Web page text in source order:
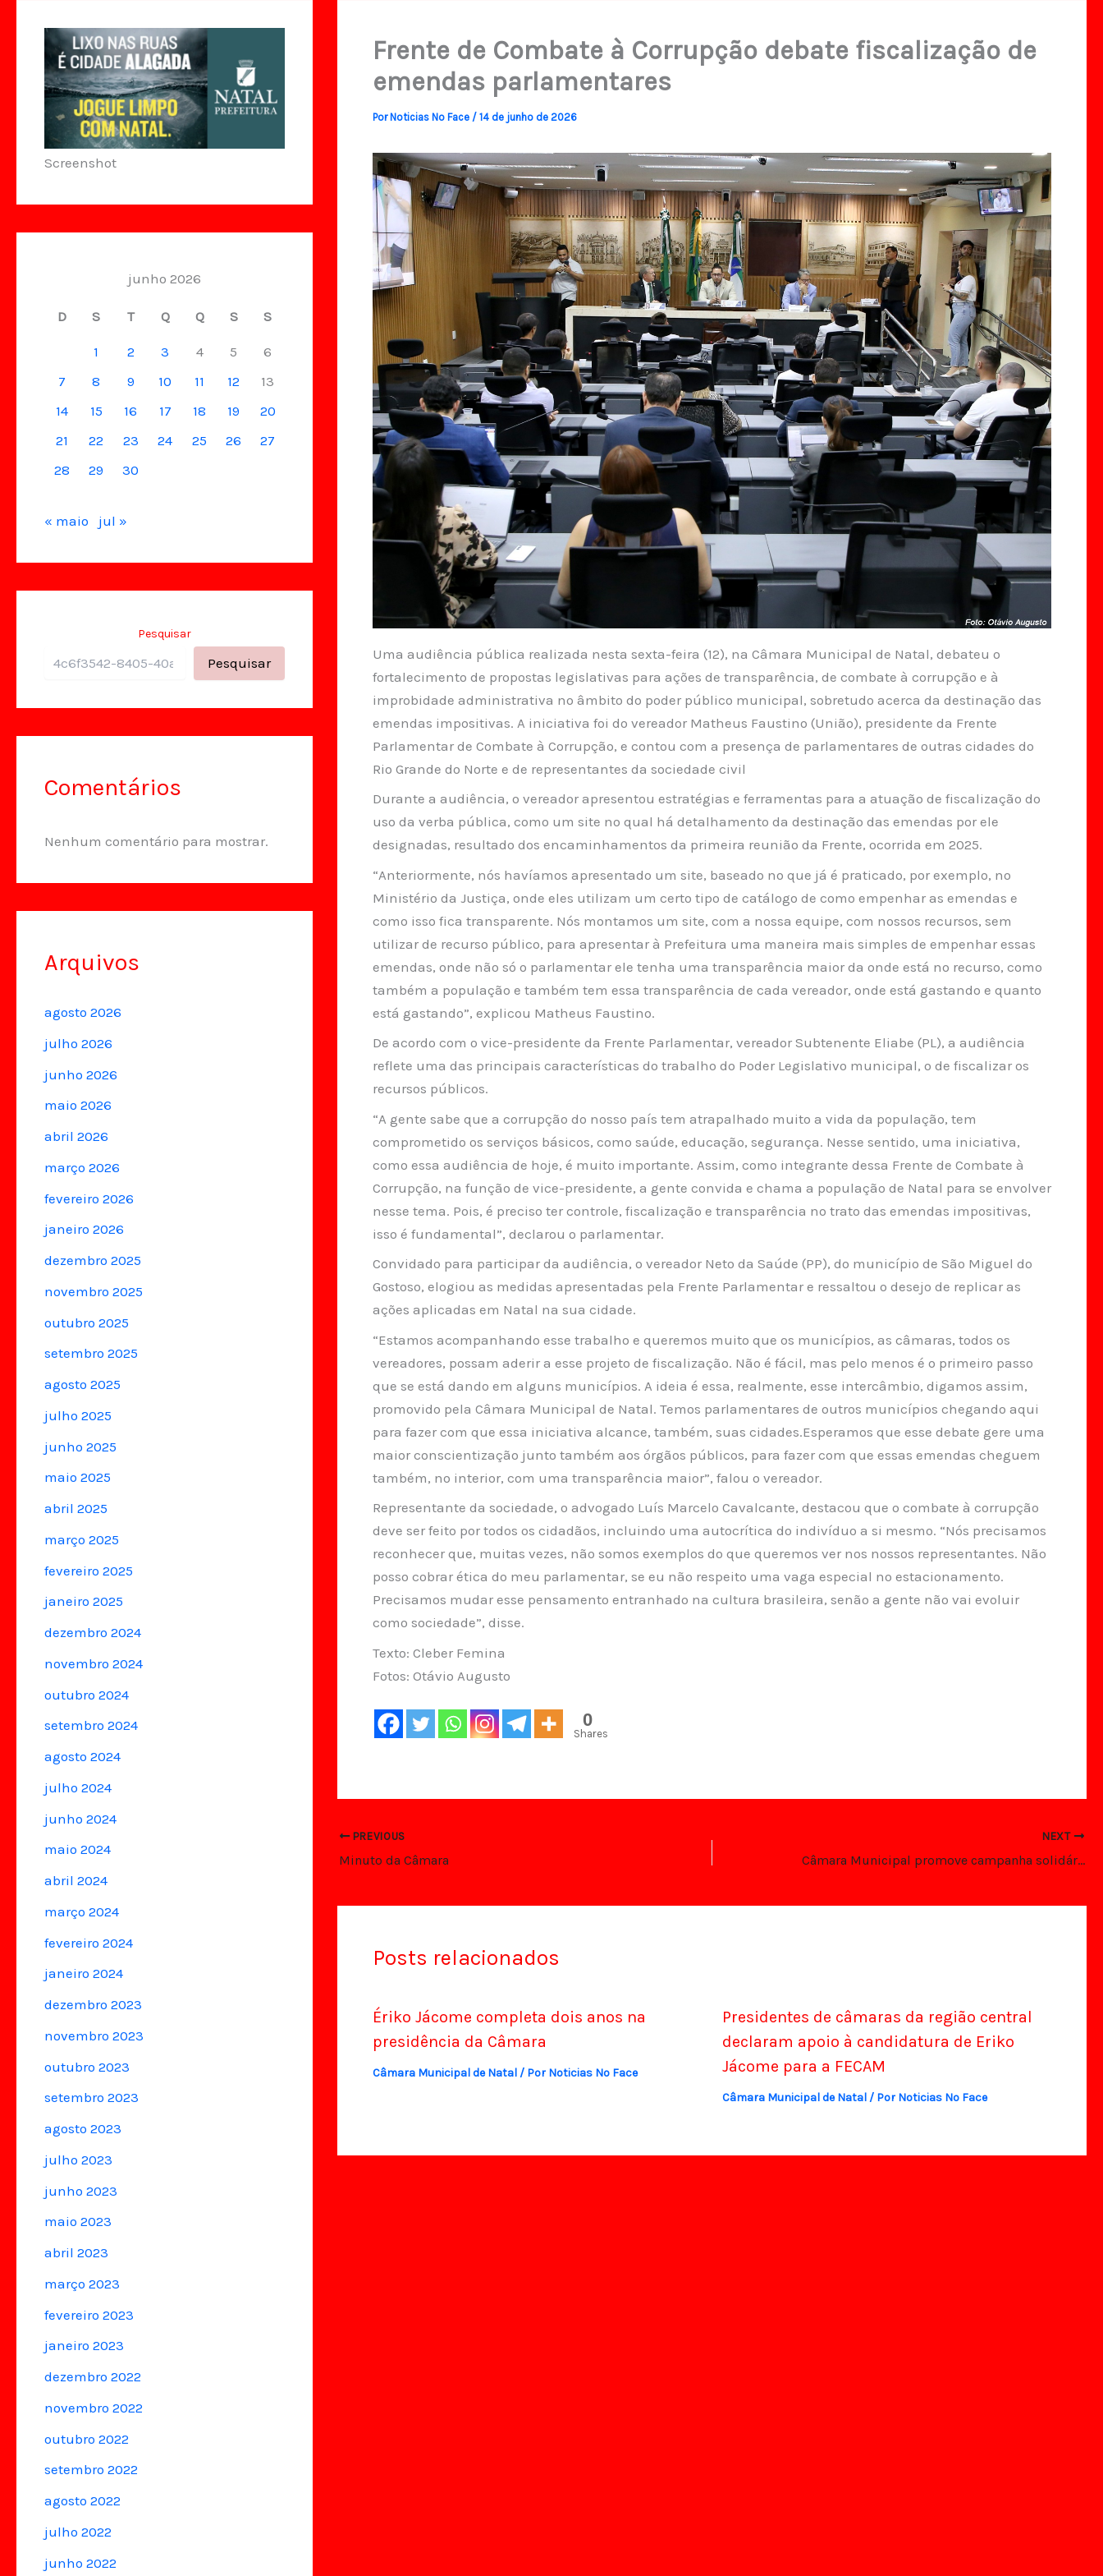
Screenshot
junho 2026
D S T Q Q S S
1 2 3 4 5
6
7
8 9 10 11 12
13
14
15 16 17 18 19
20
21
22 23 24 25 26
27
28
29 30
« maio jul »
Pesquisar
Pesquisar
Comentários
Nenhum comentário para mostrar.
Arquivos
agosto 2026
julho 2026
junho 2026
maio 2026
abril 2026
março 2026
fevereiro 2026
janeiro 2026
dezembro 2025
novembro 2025
outubro 2025
setembro 2025
agosto 2025
julho 2025
junho 2025
maio 2025
abril 2025
março 2025
fevereiro 2025
janeiro 2025
dezembro 2024
novembro 2024
outubro 2024
setembro 2024
agosto 2024
julho 2024
junho 2024
maio 2024
abril 2024
março 2024
fevereiro 2024
janeiro 2024
dezembro 2023
novembro 2023
outubro 2023
setembro 2023
agosto 2023
julho 2023
junho 2023
maio 2023
abril 2023
março 2023
fevereiro 2023
janeiro 2023
dezembro 2022
novembro 2022
outubro 2022
setembro 2022
agosto 2022
julho 2022
junho 2022
Frente de Combate à Corrupção debate fiscalização de
emendas parlamentares
PorNoticias No Face / 14 de junho de 2026
Uma audiência pública realizada nesta sexta-feira (12), na Câmara Municipal de Natal, debateu o
fortalecimento de propostas legislativas para ações de transparência, de combate à corrupção e à
improbidade administrativa no âmbito do poder público municipal, sobretudo acerca da destinação das
emendas impositivas. A iniciativa foi do vereador Matheus Faustino (União), presidente da Frente
Parlamentar de Combate à Corrupção, e contou com a presença de parlamentares de outras cidades do
Rio Grande do Norte e de representantes da sociedade civil
Durante a audiência, o vereador apresentou estratégias e ferramentas para a atuação de fiscalização do
uso da verba pública, como um site no qual há detalhamento da destinação das emendas por ele
designadas, resultado dos encaminhamentos da primeira reunião da Frente, ocorrida em 2025.
“Anteriormente, nós havíamos apresentado um site, baseado no que já é praticado, por exemplo, no
Ministério da Justiça, onde eles utilizam um certo tipo de catálogo de como empenhar as emendas e
como isso fica transparente. Nós montamos um site, com a nossa equipe, com nossos recursos, sem
utilizar de recurso público, para apresentar à Prefeitura uma maneira mais simples de empenhar essas
emendas, onde não só o parlamentar ele tenha uma transparência maior da onde está no recurso, como
também a população e também tem essa transparência de cada vereador, onde está gastando e quanto
está gastando”, explicou Matheus Faustino.
De acordo com o vice-presidente da Frente Parlamentar, vereador Subtenente Eliabe (PL), a audiência
reflete uma das principais características do trabalho do Poder Legislativo municipal, o de fiscalizar os
recursos públicos.
“A gente sabe que a corrupção do nosso país tem atrapalhado muito a vida da população, tem
comprometido os serviços básicos, como saúde, educação, segurança. Nesse sentido, uma iniciativa,
como essa audiência de hoje, é muito importante. Assim, como integrante dessa Frente de Combate à
Corrupção, na função de vice-presidente, a gente convida e chama a população de Natal para se envolver
nesse tema. Pois, é preciso ter controle, fiscalização e transparência no trato das emendas impositivas,
isso é fundamental”, declarou o parlamentar.
Convidado para participar da audiência, o vereador Neto da Saúde (PP), do município de São Miguel do
Gostoso, elogiou as medidas apresentadas pela Frente Parlamentar e ressaltou o desejo de replicar as
ações aplicadas em Natal na sua cidade.
“Estamos acompanhando esse trabalho e queremos muito que os municípios, as câmaras, todos os
vereadores, possam aderir a esse projeto de fiscalização. Não é fácil, mas pelo menos é o primeiro passo
que se está dando em alguns municípios. A ideia é essa, realmente, esse intercâmbio, digamos assim,
promovido pela Câmara Municipal de Natal. Temos parlamentares de outros municípios chegando aqui
para fazer com que essa iniciativa alcance, também, suas cidades.Esperamos que esse debate gere uma
maior conscientização junto também aos órgãos públicos, para fazer com que essas emendas cheguem
também, no interior, com uma transparência maior”, falou o vereador.
Representante da sociedade, o advogado Luís Marcelo Cavalcante, destacou que o combate à corrupção
deve ser feito por todos os cidadãos, incluindo uma autocrítica do indivíduo a si mesmo. “Nós precisamos
reconhecer que, muitas vezes, não somos exemplos do que queremos ver nos nossos representantes. Não
posso cobrar ética do meu parlamentar, se eu não respeito uma vaga especial no estacionamento.
Precisamos mudar esse pensamento entranhado na cultura brasileira, senão a gente não vai evoluir
como sociedade”, disse.
Texto: Cleber Femina
Fotos: Otávio Augusto
0
Shares
PREVIOUS
Minuto da Câmara
NEXT
Câmara Municipal promove campanha solidária inspirada na Copa do Mundo
Posts relacionados
Ériko Jácome completa dois anos na
presidência da Câmara
Câmara Municipal de Natal/ Por Noticias No Face
Presidentes de câmaras da região central
declaram apoio à candidatura de Eriko
Jácome para a FECAM
Câmara Municipal de Natal / Por Noticias No Face